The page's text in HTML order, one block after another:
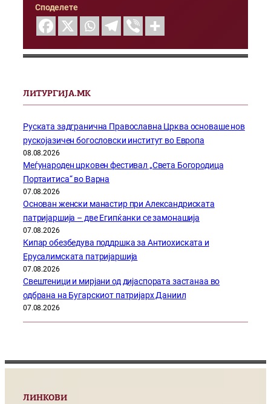
Споделете
ЛИТУРГИЈА.МК
Руската задгранична Православна Црква основаше нов
рускојазичен богословски институт во Европа
08.08.2026
Меѓународен црковен фестивал „Света Богородица
Портаитиса“ во Варна
07.08.2026
Основан женски манастир при Александриската
патријаршија – две Египќанки се замонашија
07.08.2026
Кипар обезбедува поддршка за Антиохиската и
Ерусалимската патријаршија
07.08.2026
Свештеници и мирјани од дијаспората застанаа во
одбрана на Бугарскиот патријарх Даниил
07.08.2026
ЛИНКОВИ